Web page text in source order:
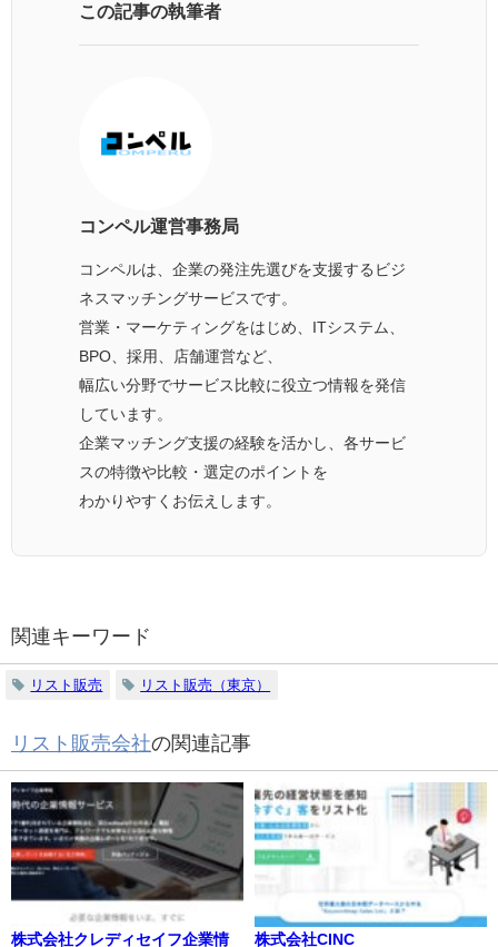
この記事の執筆者
コンペル運営事務局
コンペルは、企業の発注先選びを支援するビジ
ネスマッチングサービスです。
営業・マーケティングをはじめ、ITシステム、
BPO、採用、店舗運営など、
幅広い分野でサービス比較に役立つ情報を発信
しています。
企業マッチング支援の経験を活かし、各サービ
スの特徴や比較・選定のポイントを
わかりやすくお伝えします。
関連キーワード
リスト販売 リスト販売（東京）
リスト販売会社の関連記事
株式会社クレディセイフ企業情 株式会社CINC